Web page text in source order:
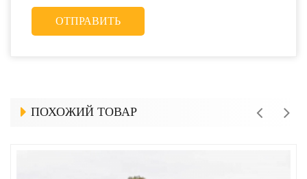
ПОХОЖИЙ ТОВАР